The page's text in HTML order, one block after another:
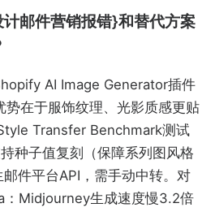
邮件营销报错}和替代方案
AI Image Generator插件
在于服饰纹理、光影质感更贴
Transfer Benchmark测试
种子值复刻（保障系列图风格
件平台API，需手动中转。对
：Midjourney生成速度慢3.2倍